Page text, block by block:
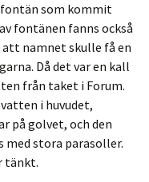
fontän som kommit
fontänen fanns också
att namnet skulle få en
Då det var en kall
från taket i Forum.
i huvudet,
på golvet, och den
med stora parasoller.
tänkt.